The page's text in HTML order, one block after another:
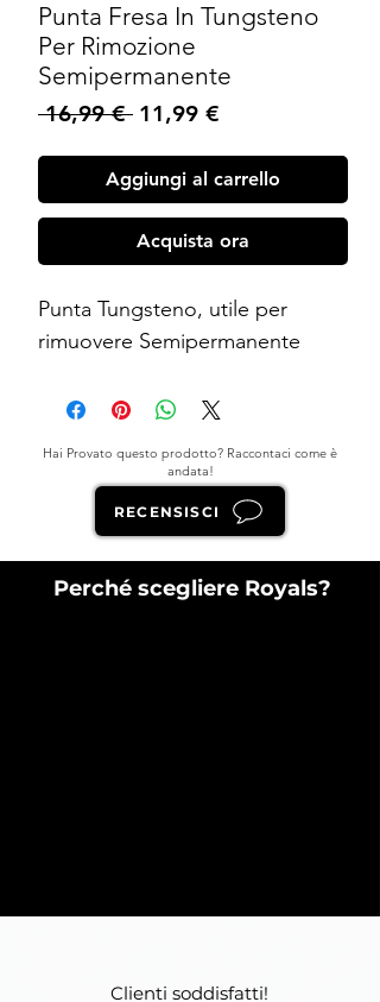
Punta Fresa In Tungsteno
Per Rimozione
Semipermanente
16,99 € Prezzo
11,99 €
Aggiungi al carrello
Acquista ora
Punta Tungsteno, utile per
rimuovere Semipermanente
Hai Provato questo prodotto? Raccontaci come è
andata!
RECENSISCI
Perché scegliere Royals?
Clienti soddisfatti!